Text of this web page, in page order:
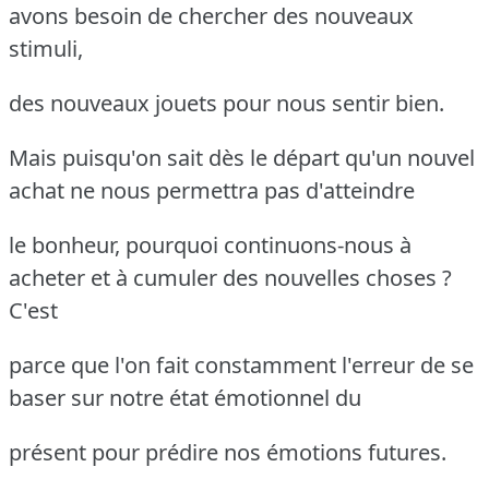
avons besoin de chercher des nouveaux
stimuli,
des nouveaux jouets pour nous sentir bien.
Mais puisqu'on sait dès le départ qu'un nouvel
achat ne nous permettra pas d'atteindre
le bonheur, pourquoi continuons-nous à
acheter et à cumuler des nouvelles choses ?
C'est
parce que l'on fait constamment l'erreur de se
baser sur notre état émotionnel du
présent pour prédire nos émotions futures.